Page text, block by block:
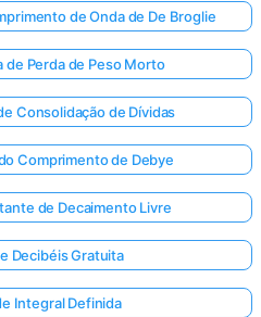
de Onda de De Broglie
de Perda de Peso Morto
Consolidação de Dívidas
Comprimento de Debye
de Decaimento Livre
Decibéis Gratuita
Integral Definida